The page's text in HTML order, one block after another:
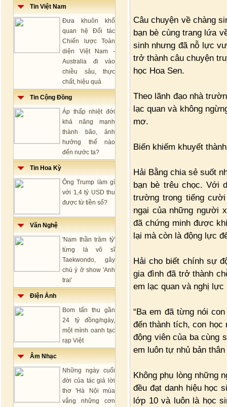
Tin Việt Nam
Đưa khuôn khổ
quan hệ Đối tác
Chiến lược Toàn
diện Việt Nam -
Australia đi vào
chiều sâu, thực
chất, hiệu quả
Tin Cộng Đồng
Áp thấp nhiệt đới
khả năng mạnh
thành bão, ảnh
hưởng thế nào
đến nước ta?
Tin Hoa Kỳ
Ông Trump làm gì
với 1,4 tỷ USD thu
được từ tiền số?
Văn Nghệ
'Nam thần trăm tỷ'
từng là võ sĩ
Taekwondo, gây
chú ý ở show 'Anh
trai'
Điện Ảnh
Bom tấn thu gần
24 tỷ đồng/ngày,
một mình oanh tạc
rạp Việt
Âm Nhạc
Những ngày cuối
đời của tác giả lời
thơ 'Hà Nội mùa
vắng những cơn
Câu chuyện về chàng
bạn bè cùng trang lứa
sinh nhưng đã nỗ lực
trở thành câu chuyện
học Hoa Sen.
Theo lãnh đạo nhà
lạc quan và không
mơ.
Biến khiếm khuyết
Hải Bằng chia sẻ suốt
bạn bè trêu chọc. Với
trường trong tiếng
ngại của những người
đã chứng minh được
lại mà còn là động lực
Hải cho biết chính sự
gia đình đã trở thành
em lạc quan và nghị
“Ba em đã từng nói
đến thành tích, con học
động viên của ba cùng
em luôn tự nhủ bản
Không phụ lòng những
đều đạt danh hiệu học
lớp 10 và luôn là học